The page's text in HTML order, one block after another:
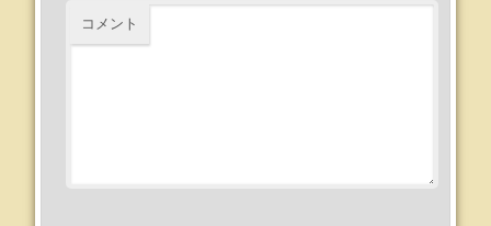
コメント